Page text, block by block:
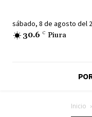
sábado, 8 de agosto del
30.6 C Piura
Inicio